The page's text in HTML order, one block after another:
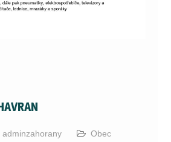
adminzahorany
Obec